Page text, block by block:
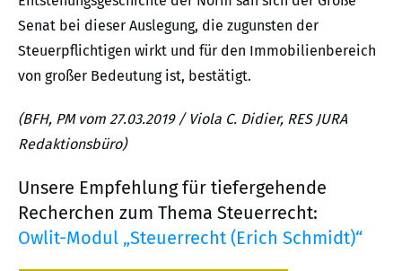
Senat bei dieser Auslegung, die zugunsten der
Steuerpflichtigen wirkt und für den Immobilienbereich
von großer Bedeutung ist, bestätigt.
(BFH, PM vom 27.03.2019 / Viola C. Didier, RES JURA
Redaktionsbüro)
Unsere Empfehlung für tiefergehende
Recherchen zum Thema Steuerrecht:
Owlit-Modul „Steuerrecht (Erich Schmidt)“